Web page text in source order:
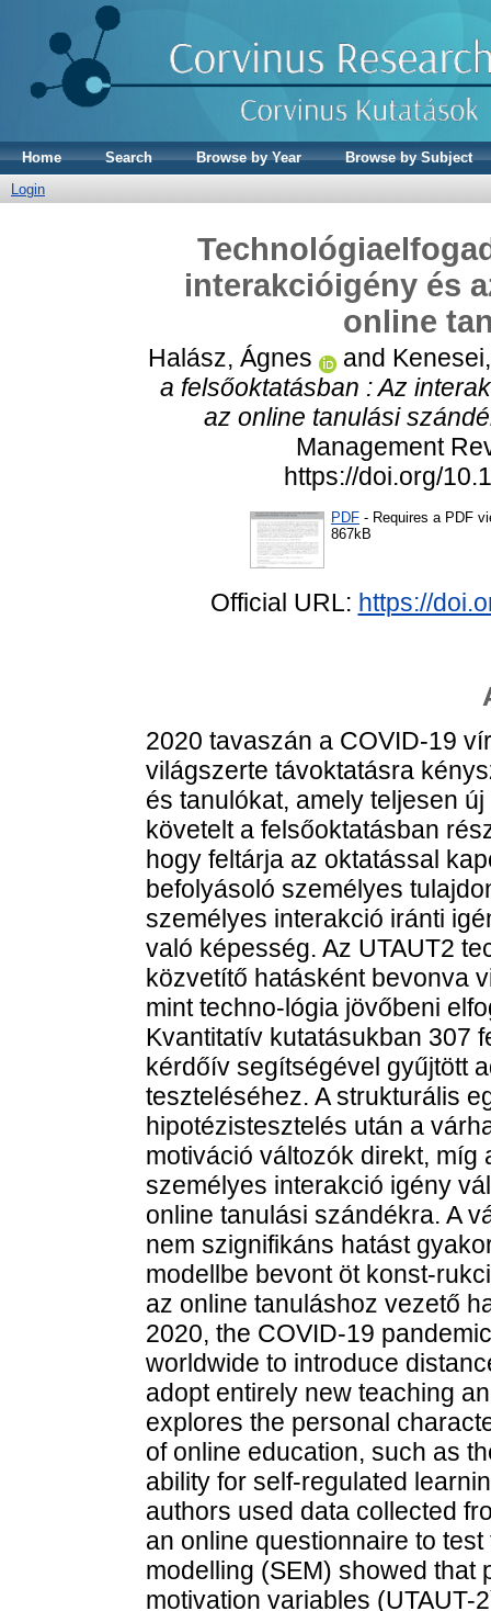
Home Search Browse by Year
Browse by Subject
Login
interakcióigény és
online
Halász, Ágnes and
a felsőoktatásban : Az
az online tanulási
Management
https://doi.org/
PDF - Requires a PDF
867kB
Official URL: https://
2020 tavaszán a COVID-19
világszerte távoktatásra
és tanulókat, amely teljesen
követelt a felsőoktatásban
hogy feltárja az oktatással
befolyásoló személyes
személyes interakció iránti
való képesség. Az UTAUT2
közvetítő hatásként bevonva
mint techno-lógia jövőbeni
Kvantitatív kutatásukban 307
kérdőív segítségével gyűjtött
teszteléséhez. A strukturális
hipotézistesztelés után a
motiváció változók direkt,
személyes interakció igény
online tanulási szándékra. A
nem szignifikáns hatást
modellbe bevont öt konst-
az online tanuláshoz vezető
2020, the COVID-19
worldwide to introduce
adopt entirely new teaching
explores the personal
of online education, such as
ability for self-regulated
authors used data collected
an online questionnaire to
modelling (SEM) showed
motivation variables (UTAUT-